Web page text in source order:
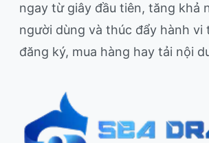
ngay từ giây đầu tiên, tăng khả
người dùng và thúc đẩy hành vi
đăng ký, mua hàng hay tải nội